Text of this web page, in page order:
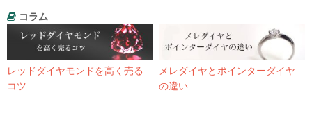
コラム
レッドダイヤモンドを高く売る
コツ
メレダイヤとポインターダイヤ
の違い